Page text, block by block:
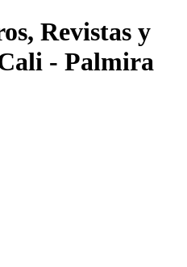
Revistas y
- Palmira